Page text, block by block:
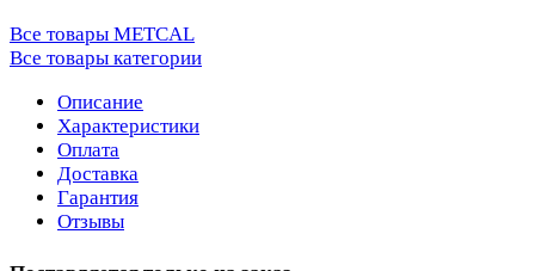
Все товары METCAL
Все товары категории
Описание
Характеристики
Оплата
Доставка
Гарантия
Отзывы